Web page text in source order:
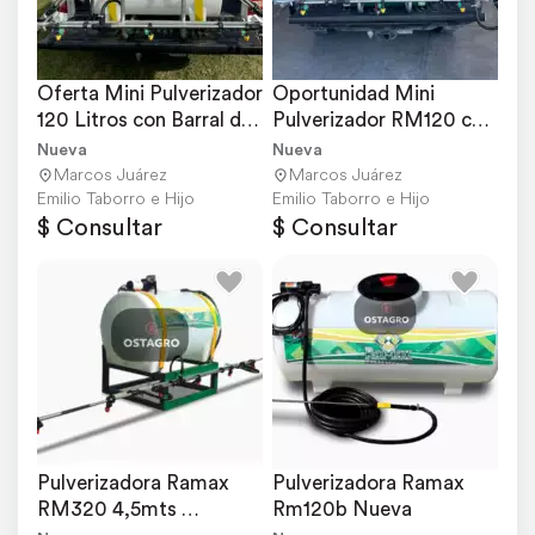
Oferta Mini Pulverizador
120 Litros con Barral de
4.5 Metros
Nueva
Marcos Juárez
Emilio Taborro e Hijo
$ Consultar
Oportunidad Mini
Pulverizador RM120 con
Barral
Nueva
Marcos Juárez
Emilio Taborro e Hijo
$ Consultar
Pulverizadora Ramax
RM320 4,5mts
Pulverizadora Ramax
Rm120b Nueva